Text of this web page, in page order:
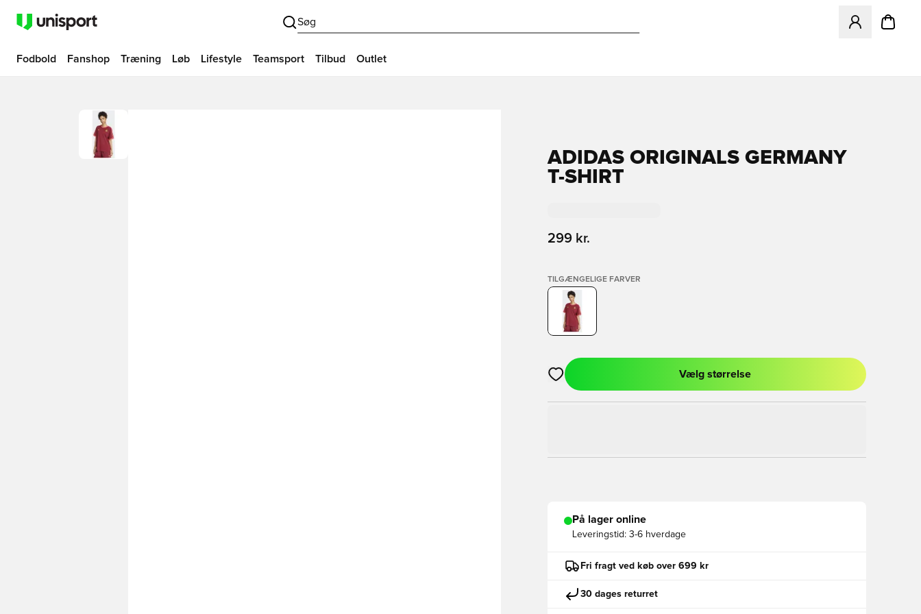
Søg
Åbner en
Fodbold Fanshop Træning Løb Lifestyle Teamsport Tilbud Outlet
ADIDAS ORIGINALS GERMANY
T-SHIRT
299 kr.
TILGÆNGELIGE FARVER
Åbner en Modal til at logge ind eller tilmelde dig som medlem
Vælg størrelse
På lager online
Leveringstid: 3-6 hverdage
Fri fragt ved køb over 699 kr
30 dages returret